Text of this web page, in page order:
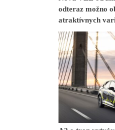
odteraz možno
atraktívnych